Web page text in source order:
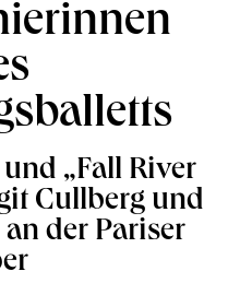
„Fall River
Cullberg und
der Pariser